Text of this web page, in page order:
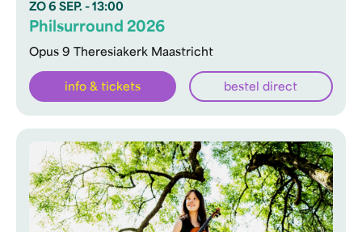
ZO 6 SEP. - 13:00
Opus 9 Theresiakerk Maastricht
Philsurround 2026
info & tickets bestel direct